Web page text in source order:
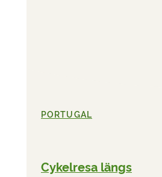
PORTUGAL
Cykelresa längs